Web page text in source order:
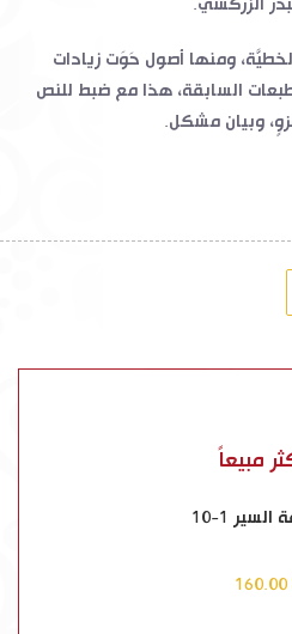
الزّركشي.
ومنها أصول حَوَت زيادات
السابقة، هذا مع ضبط للنص
وبيان مشكل.
مبيعاً
1-10
$